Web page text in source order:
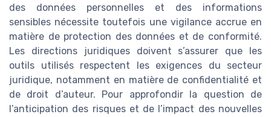
des données personnelles et des informations
sensibles nécessite toutefois une vigilance accrue en
matière de protection des données et de conformité.
Les directions juridiques doivent s’assurer que les
outils utilisés respectent les exigences du secteur
juridique, notamment en matière de confidentialité et
de droit d’auteur. Pour approfondir la question de
l’anticipation des risques et de l’impact des nouvelles